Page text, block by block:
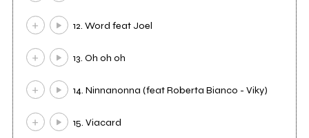
12. Word feat Joel
13. Oh oh oh
14. Ninnanonna (feat Roberta Bianco - Viky)
15. Viacard